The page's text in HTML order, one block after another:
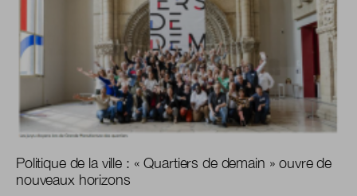
Politique de la ville : « Quartiers de demain » ouvre de
nouveaux horizons